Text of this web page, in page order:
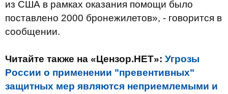
из США в рамках оказания помощи было
поставлено 2000 бронежилетов», - говорится в
сообщении.
Читайте также на «Цензор.НЕТ»: Угрозы
России о применении "превентивных"
защитных мер являются неприемлемыми и